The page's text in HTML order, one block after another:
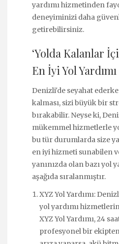
yardımı hizmetinden
deneyiminizi daha
getirebilirsiniz.
‘Yolda Kalanlar
En İyi Yol
Denizli'de seyahat
kalması, sizi büyük bir
bırakabilir. Neyse ki,
mükemmel hizmetlerle
bu tür durumlarda size
en iyi hizmeti sunabilen
yanınızda olan bazı yol
aşağıda sıralanmıştır.
XYZ Yol Yardımı:
yol yardımı
XYZ Yol Yardımı, 24
profesyonel bir